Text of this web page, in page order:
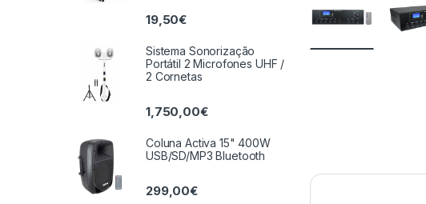
19,50€
Sistema Sonorização
Portátil 2 Microfones UHF /
2 Cornetas
1,750,00€
Coluna Activa 15" 400W
USB/SD/MP3 Bluetooth
299,00€